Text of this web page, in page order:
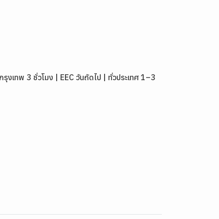
งเทพ 3 ชั่วโมง | EEC วันถัดไป | ทั่วประเทศ 1–3